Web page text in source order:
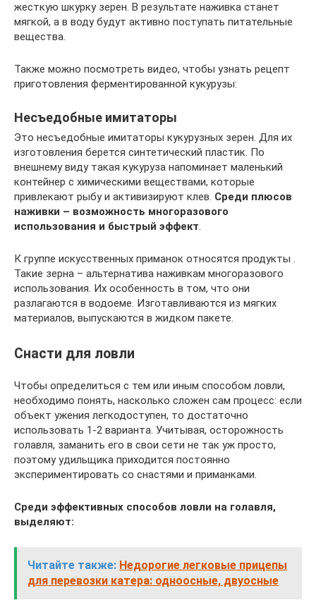
жесткую шкурку зерен. В результате наживка станет
мягкой, а в воду будут активно поступать питательные
вещества.
Также можно посмотреть видео, чтобы узнать рецепт
приготовления ферментированной кукурузы:
Несъедобные имитаторы
Это несъедобные имитаторы кукурузных зерен. Для их
изготовления берется синтетический пластик. По
внешнему виду такая кукуруза напоминает маленький
контейнер с химическими веществами, которые
привлекают рыбу и активизируют клев. Среди плюсов
наживки – возможность многоразового
использования и быстрый эффект.
К группе искусственных приманок относятся продукты .
Такие зерна – альтернатива наживкам многоразового
использования. Их особенность в том, что они
разлагаются в водоеме. Изготавливаются из мягких
материалов, выпускаются в жидком пакете.
Снасти для ловли
Чтобы определиться с тем или иным способом ловли,
необходимо понять, насколько сложен сам процесс: если
объект ужения легкодоступен, то достаточно
использовать 1-2 варианта. Учитывая, осторожность
голавля, заманить его в свои сети не так уж просто,
поэтому удильщика приходится постоянно
экспериментировать со снастями и приманками.
Среди эффективных способов ловли на голавля,
выделяют:
Читайте также: Недорогие легковые прицепы
для перевозки катера: одноосные, двуосные